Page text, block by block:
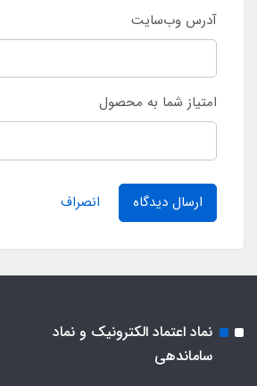
آدرس وب‌سایت
امتیاز شما به محصول
ارسال دیدگاه انصراف
نماد اعتماد الکترونیک و نماد
ساماندهی